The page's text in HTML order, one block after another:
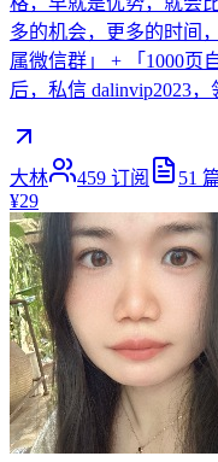
多的机会，更多的时间
属微信群」 + 「1000页
后，私信 dalinvip2023，
大林 459 订阅 51
¥29